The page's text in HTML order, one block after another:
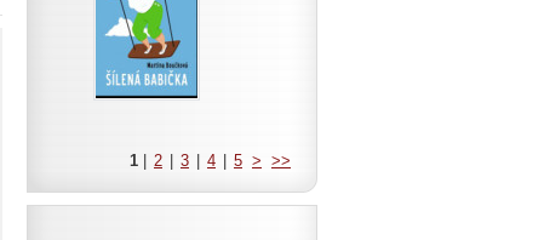
1 2 3 4 5 > >>